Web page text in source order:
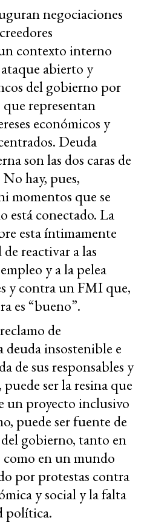
negociaciones
contexto interno
abierto y
del gobierno por
que representan
económicos y
Deuda
son las dos caras de
hay, pues,
momentos que se
está conectado. La
esta íntimamente
reactivar a las
y a la pelea
y contra un FMI que,
es “bueno”.
de
insostenible e
de sus responsables y
ser la resina que
un proyecto inclusivo
puede ser fuente de
gobierno, tanto en
en un mundo
por protestas contra
y social y la falta
política.